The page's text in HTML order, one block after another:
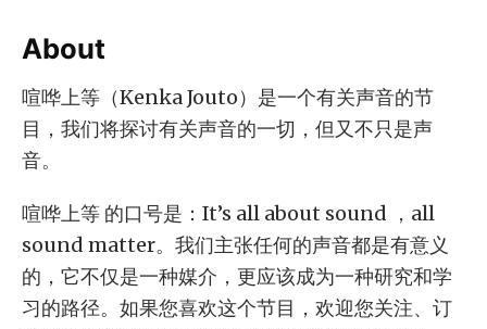
About
喧哗上等（Kenka Jouto）是一个有关声音的节
目，我们将探讨有关声音的一切，但又不只是声
音。
喧哗上等 的口号是：It’s all about sound ，all
sound matter。我们主张任何的声音都是有意义
的，它不仅是一种媒介，更应该成为一种研究和学
习的路径。如果您喜欢这个节目，欢迎您关注、订